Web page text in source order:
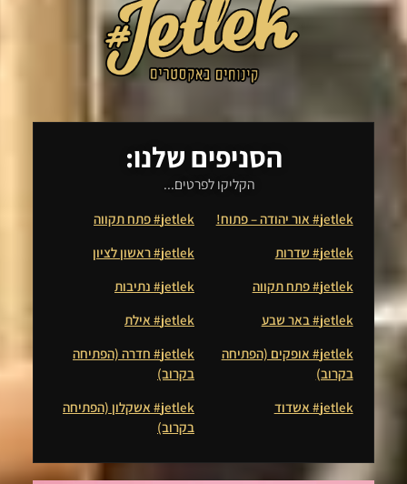
הסניפים שלנו:
הקליקו לפרטים...
jetlek# אור יהודה – פתוח!
jetlek# פתח תקווה
jetlek# שדרות
jetlek# ראשון לציון
jetlek# פתח תקווה
jetlek# נתיבות
jetlek# באר שבע
jetlek# אילת
jetlek# אופקים (הפתיחה
בקרוב)
jetlek# חדרה (הפתיחה
בקרוב)
jetlek# אשדוד
jetlek# אשקלון (הפתיחה
בקרוב)